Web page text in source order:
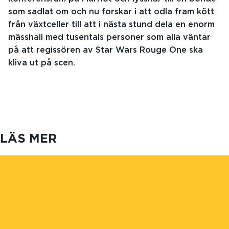
som sadlat om och nu forskar i att odla fram kött
från växtceller till att i nästa stund dela en enorm
mässhall med tusentals personer som alla väntar
på att regissören av Star Wars Rouge One ska
kliva ut på scen.
LÄS MER